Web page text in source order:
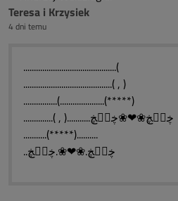
Teresa i Krzysiek
4 dni temu
............................................(
..........................................( , )
................(.....................(*****)
..............( , )...........ڿڰۣڿ❀❤❀ڿڰۣڿ
...........(*****)..........
..ڿڰۣڿ.❀❤❀.ڿڰۣڿ